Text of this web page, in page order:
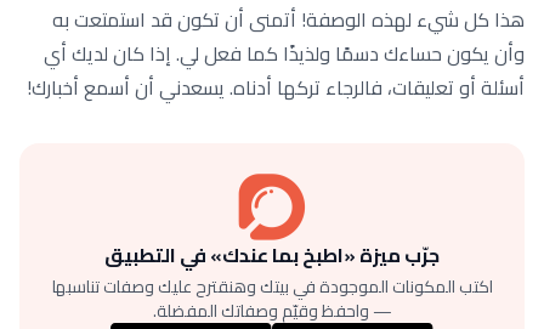
هذا كل شيء لهذه الوصفة! أتمنى أن تكون قد استمتعت به
وأن يكون حساءك دسمًا ولذيذًا كما فعل لي. إذا كان لديك أي
أسئلة أو تعليقات، فالرجاء تركها أدناه. يسعدني أن أسمع أخبارك!
جرّب ميزة «اطبخ بما عندك» في التطبيق
اكتب المكونات الموجودة في بيتك وهنقترح عليك وصفات تناسبها
— واحفظ وقيّم وصفاتك المفضلة.